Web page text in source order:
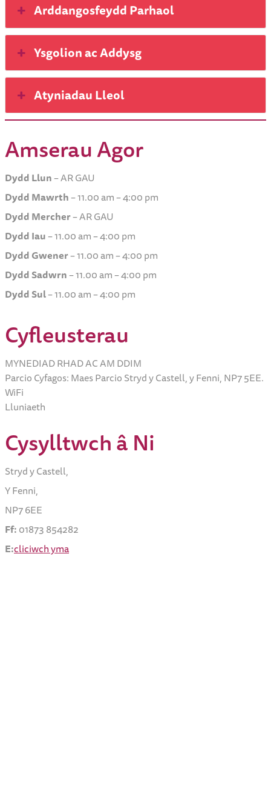
Arddangosfeydd Parhaol
Ysgolion ac Addysg
Atyniadau Lleol
Amserau Agor
Dydd Llun– AR GAU
Dydd Mawrth– 11.00 am – 4:00 pm
Dydd Mercher– AR GAU
Dydd Iau– 11.00 am – 4:00 pm
Dydd Gwener– 11.00 am – 4:00 pm
Dydd Sadwrn– 11.00 am – 4:00 pm
Dydd Sul– 11.00 am – 4:00 pm
Cyfleusterau
MYNEDIAD RHAD AC AM DDIM
Parcio Cyfagos: Maes Parcio Stryd y Castell, y Fenni, NP7 5EE.
WiFi
Lluniaeth
Cysylltwch â Ni
Stryd y Castell,
Y Fenni,
NP7 6EE
Ff:01873 854282
E:cliciwch yma